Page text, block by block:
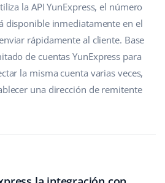
la API YunExpress, el número
disponible inmediatamente en el
rápidamente al cliente. Base
de cuentas YunExpress para
la misma cuenta varias veces,
una dirección de remitente